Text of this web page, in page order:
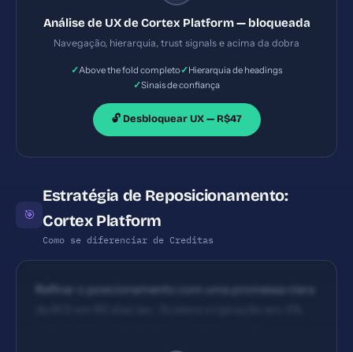
headings mais clara e roteamento de leitura fluido
entre hero e seções de produto.
Análise de UX de Cortex Platform — bloqueada
Navegação, hierarquia, trust signals e acima da dobra
✓Above the fold completo✓Hierarquia de headings
✓Sinais de confiança
🔓 Desbloquear UX — R$47
🎯
Estratégia de Reposicionamento:
Cortex Platform
Como se diferenciar de Creditas
Refinar o posicionamento com uma promessa clara